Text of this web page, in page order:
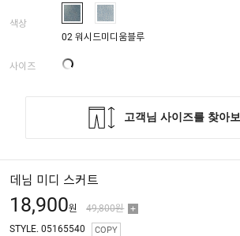
색상
02 워시드미디움블루
사이즈
데님 미디 스커트
18,900원 49,800원
STYLE. 05165540 COPY